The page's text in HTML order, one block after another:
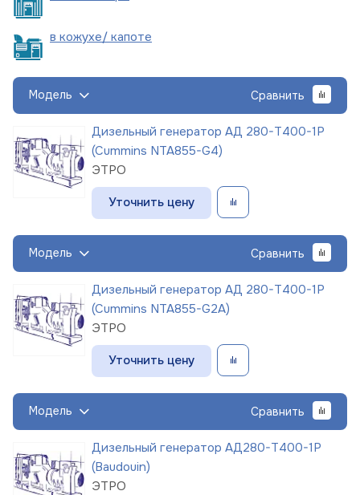
в кожухе/ капоте
Модель Сравнить
Дизельный генератор АД 280-Т400-1Р
(Cummins NTA855-G4)
ЭТРО
Уточнить цену
Модель Сравнить
Дизельный генератор АД 280-Т400-1Р
(Cummins NTA855-G2A)
ЭТРО
Уточнить цену
Модель Сравнить
Дизельный генератор АД280-Т400-1Р
(Baudouin)
ЭТРО